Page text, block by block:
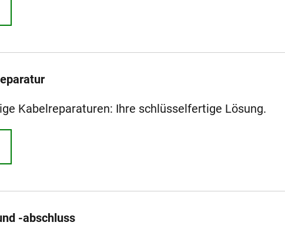
Kabelreparaturen: Ihre schlüsselfertige Lösung.
-abschluss